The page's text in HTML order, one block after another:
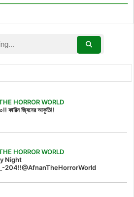
HORROR WORLD
কারিন জ্বিনের আকুতি!!
HORROR WORLD
Night
204!!@AfnanTheHorrorWorld